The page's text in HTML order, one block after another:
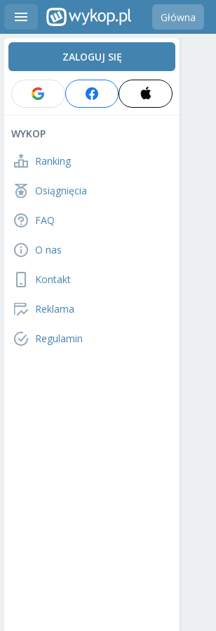
Główna
ZALOGUJ SIĘ
WYKOP
Ranking
Osiągnięcia
FAQ
O nas
Kontakt
Reklama
Regulamin